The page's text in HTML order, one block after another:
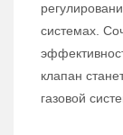
системах.
клапан
газовой